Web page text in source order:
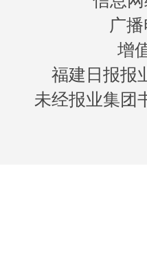
广
增
福建日报报
未经报业集团